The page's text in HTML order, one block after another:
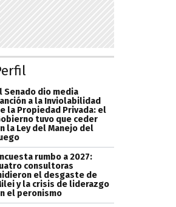
Senado dio media
a la Inviolabilidad
la Propiedad Privada: el
tuvo que ceder
la Ley del Manejo del
rumbo a 2027:
consultoras
el desgaste de
y la crisis de liderazgo
el peronismo